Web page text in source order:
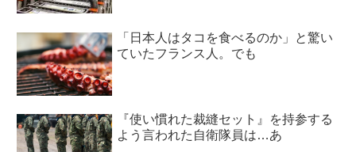
「日本人はタコを食べるのか」と驚い
ていたフランス人。でも
『使い慣れた裁縫セット』を持参する
よう言われた自衛隊員は…あ